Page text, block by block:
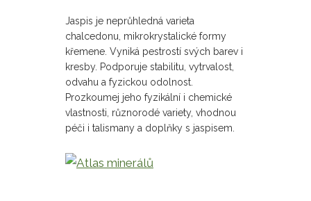
Jaspis je neprůhledná varieta
chalcedonu, mikrokrystalické formy
křemene. Vyniká pestrostí svých barev i
kresby. Podporuje stabilitu, vytrvalost,
odvahu a fyzickou odolnost.
Prozkoumej jeho fyzikální i chemické
vlastnosti, různorodé variety, vhodnou
péči i talismany a doplňky s jaspisem.